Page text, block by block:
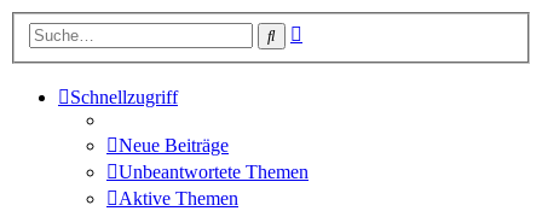
Suche
Schnellzugriff
Neue Beiträge
Unbeantwortete Themen
Aktive Themen